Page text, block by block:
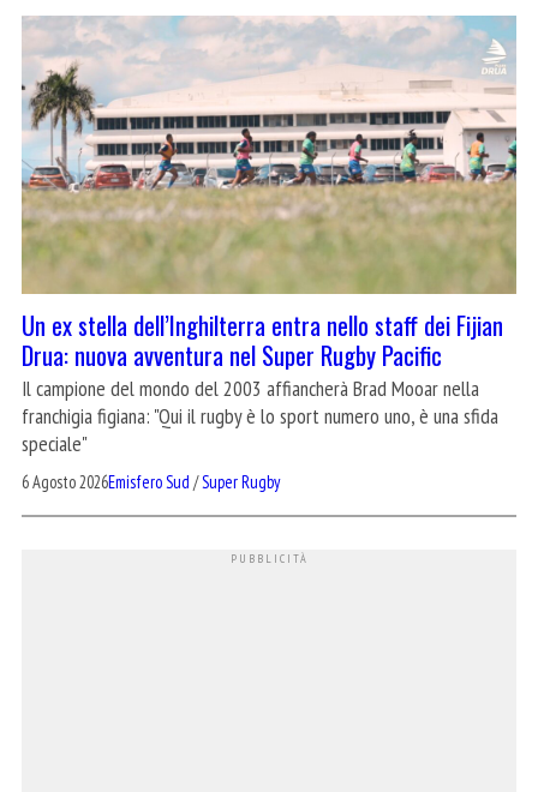
Un ex stella dell’Inghilterra entra nello staff dei Fijian
Drua: nuova avventura nel Super Rugby Pacific
Il campione del mondo del 2003 affiancherà Brad Mooar nella
franchigia figiana: "Qui il rugby è lo sport numero uno, è una sfida
speciale"
6 Agosto 2026Emisfero Sud /Super Rugby